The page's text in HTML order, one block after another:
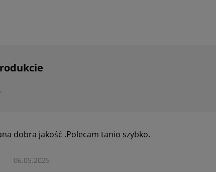
06.05.2025
dobra jakość .Polecam tanio szybko.